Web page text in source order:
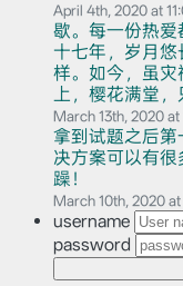
April 4th, 2020 at
歇。每一份热爱
十七年，岁月
样。如今，虽
上，樱花满堂，
March 13th, 2020 at
拿到试题之后
决方案可以有
躁！
March 10th, 2020
username
password